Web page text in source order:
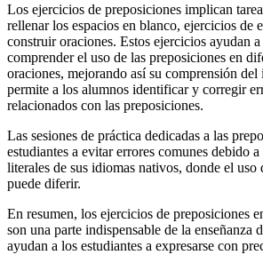
Los ejercicios de preposiciones implican
rellenar los espacios en blanco, ejercicios de
construir oraciones. Estos ejercicios ayudan a
comprender el uso de las preposiciones en
oraciones, mejorando así su comprensión del
permite a los alumnos identificar y corregir
relacionados con las preposiciones.
Las sesiones de práctica dedicadas a las
estudiantes a evitar errores comunes debido
literales de sus idiomas nativos, donde el uso
puede diferir.
En resumen, los ejercicios de preposiciones
son una parte indispensable de la enseñanza
ayudan a los estudiantes a expresarse con